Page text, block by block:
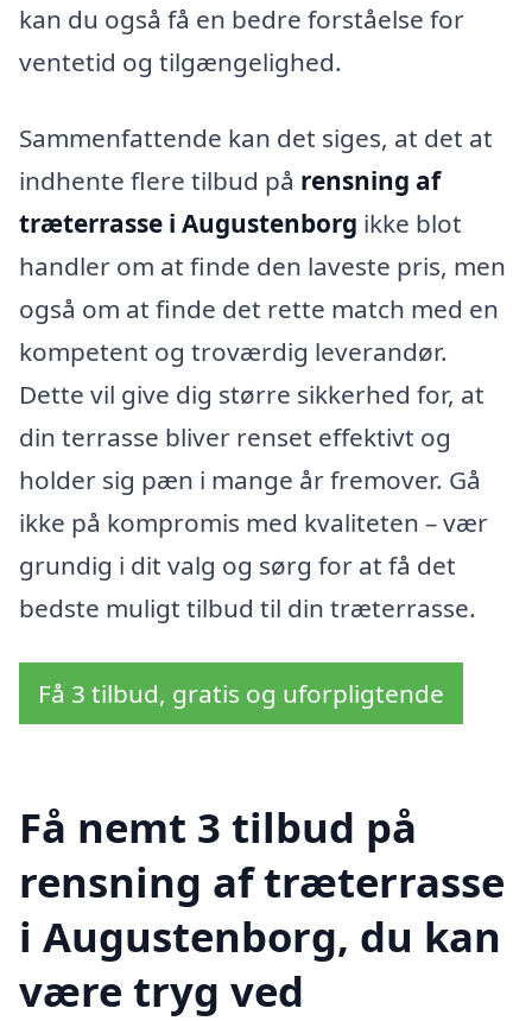
kan du også få en bedre forståelse for
ventetid og tilgængelighed.
Sammenfattende kan det siges, at det at
indhente flere tilbud på rensning af
træterrasse i Augustenborg ikke blot
handler om at finde den laveste pris, men
også om at finde det rette match med en
kompetent og troværdig leverandør.
Dette vil give dig større sikkerhed for, at
din terrasse bliver renset effektivt og
holder sig pæn i mange år fremover. Gå
ikke på kompromis med kvaliteten – vær
grundig i dit valg og sørg for at få det
bedste muligt tilbud til din træterrasse.
Få 3 tilbud, gratis og uforpligtende
Få nemt 3 tilbud på
rensning af træterrasse
i Augustenborg, du kan
være tryg ved